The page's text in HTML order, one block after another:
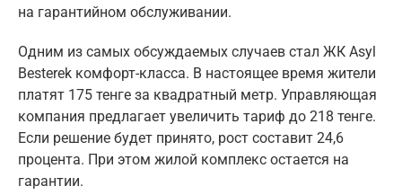
на гарантийном обслуживании.
Одним из самых обсуждаемых случаев стал ЖК Asyl
Besterek комфорт-класса. В настоящее время жители
платят 175 тенге за квадратный метр. Управляющая
компания предлагает увеличить тариф до 218 тенге.
Если решение будет принято, рост составит 24,6
процента. При этом жилой комплекс остается на
гарантии.